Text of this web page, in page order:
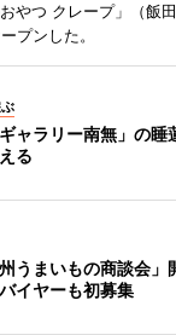
やつ クレープ」（飯
プンした。
ャラリー南無」の
る
州うまいもの商談会
イヤーも初募集